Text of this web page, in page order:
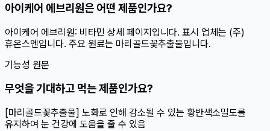
아이케어 에브리원은 어떤 제품인가요?
아이케어 에브리원: 비타민 상세 페이지입니다. 표시 업체는 (주)
휴온스엔입니다. 주요 원료는 마리골드꽃추출물입니다.
기능성 원문
무엇을 기대하고 먹는 제품인가요?
[마리골드꽃추출물] 노화로 인해 감소될 수 있는 황반색소밀도를
유지하여 눈 건강에 도움을 줄 수 있음